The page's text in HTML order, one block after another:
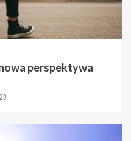
perspektywa
23